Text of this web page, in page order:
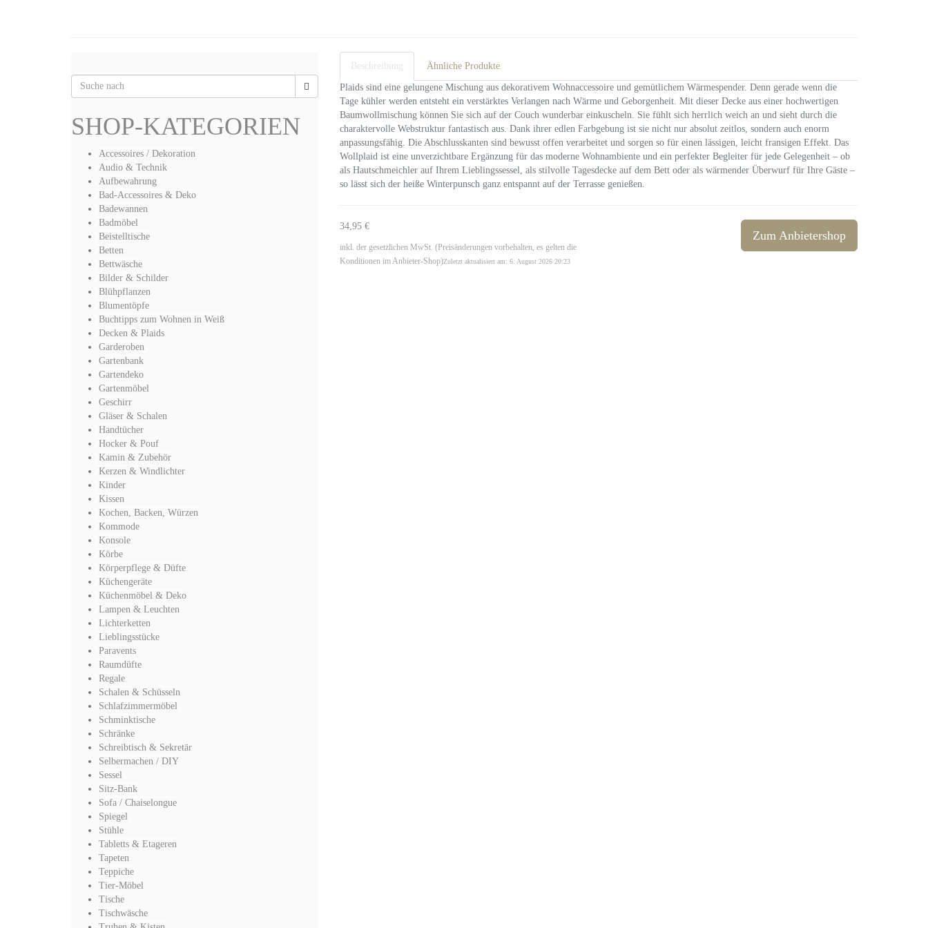
Beschreibung Ähnliche Produkte
Plaids sind eine gelungene Mischung aus dekorativem Wohnaccessoire und gemütlichem Wärmespender. Denn gerade wenn die
Tage kühler werden entsteht ein verstärktes Verlangen nach Wärme und Geborgenheit. Mit dieser Decke aus einer hochwertigen
Baumwollmischung können Sie sich auf der Couch wunderbar einkuscheln. Sie fühlt sich herrlich weich an und sieht durch die
charaktervolle Webstruktur fantastisch aus. Dank ihrer edlen Farbgebung ist sie nicht nur absolut zeitlos, sondern auch enorm
anpassungsfähig. Die Abschlusskanten sind bewusst offen verarbeitet und sorgen so für einen lässigen, leicht fransigen Effekt. Das
Wollplaid ist eine unverzichtbare Ergänzung für das moderne Wohnambiente und ein perfekter Begleiter für jede Gelegenheit – ob
als Hautschmeichler auf Ihrem Lieblingssessel, als stilvolle Tagesdecke auf dem Bett oder als wärmender Überwurf für Ihre Gäste –
so lässt sich der heiße Winterpunsch ganz entspannt auf der Terrasse genießen.
34,95 €
inkl. der gesetzlichen MwSt. (Preisänderungen vorbehalten, es gelten die
Konditionen im Anbieter-Shop)Zuletzt aktualisiert am: 6. August 2026 20:23
Zum Anbietershop
SHOP-KATEGORIEN
Accessoires / Dekoration
Audio & Technik
Aufbewahrung
Bad-Accessoires & Deko
Badewannen
Badmöbel
Beistelltische
Betten
Bettwäsche
Bilder & Schilder
Blühpflanzen
Blumentöpfe
Buchtipps zum Wohnen in Weiß
Decken & Plaids
Garderoben
Gartenbank
Gartendeko
Gartenmöbel
Geschirr
Gläser & Schalen
Handtücher
Hocker & Pouf
Kamin & Zubehör
Kerzen & Windlichter
Kinder
Kissen
Kochen, Backen, Würzen
Kommode
Konsole
Körbe
Körperpflege & Düfte
Küchengeräte
Küchenmöbel & Deko
Lampen & Leuchten
Lichterketten
Lieblingsstücke
Paravents
Raumdüfte
Regale
Schalen & Schüsseln
Schlafzimmermöbel
Schminktische
Schränke
Schreibtisch & Sekretär
Selbermachen / DIY
Sessel
Sitz-Bank
Sofa / Chaiselongue
Spiegel
Stühle
Tabletts & Etageren
Tapeten
Teppiche
Tier-Möbel
Tische
Tischwäsche